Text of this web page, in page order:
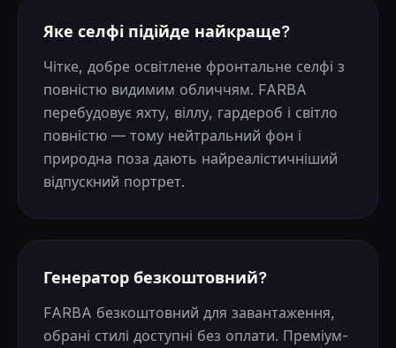
Яке селфі підійде найкраще?
Чітке, добре освітлене фронтальне селфі з
повністю видимим обличчям. FARBA
перебудовує яхту, віллу, гардероб і світло
повністю — тому нейтральний фон і
природна поза дають найреалістичніший
відпускний портрет.
Генератор безкоштовний?
FARBA безкоштовний для завантаження,
обрані стилі доступні без оплати. Преміум-